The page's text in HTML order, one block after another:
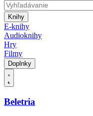
Knihy
E-knihy
Audioknihy
Hry
Filmy
Doplnky
Beletria